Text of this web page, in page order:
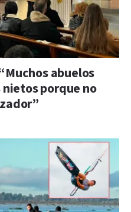
abuelos
porque no